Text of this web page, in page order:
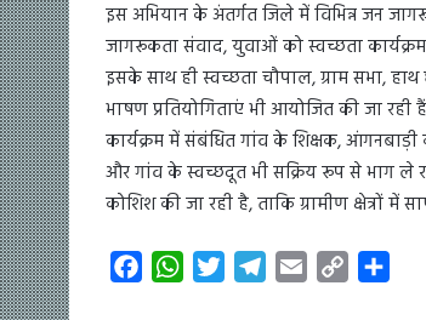
इस अभियान के अंतर्गत जिले में विभिन्न जन
जागरूकता संवाद, युवाओं को स्वच्छता
इसके साथ ही स्वच्छता चौपाल, ग्राम सभा,
भाषण प्रतियोगिताएं भी आयोजित की जा
कार्यक्रम में संबंधित गांव के शिक्षक, आंगनबाड़ी
और गांव के स्वच्छदूत भी सक्रिय रूप से भाग ले
कोशिश की जा रही है, ताकि ग्रामीण क्षेत्रों
W